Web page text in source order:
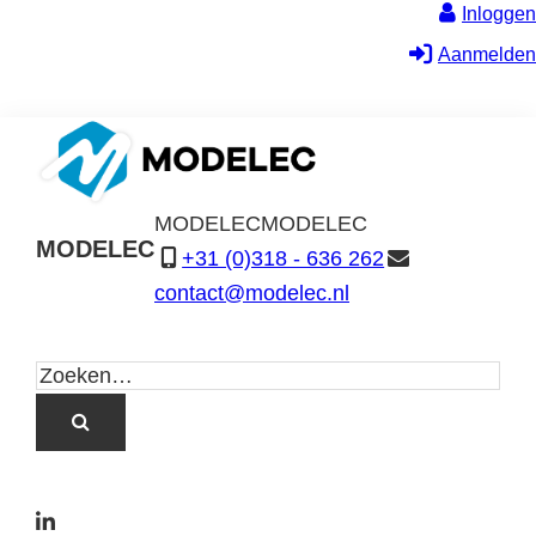
Inloggen
Aanmelden
MODELEC
MODELECMODELEC
+31 (0)318 - 636 262
contact@modelec.nl
L